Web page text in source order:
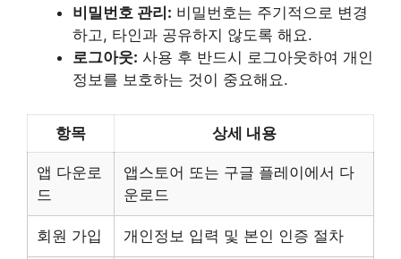
비밀번호 관리: 비밀번호는 주기적으로 변경
하고, 타인과 공유하지 않도록 해요.
로그아웃: 사용 후 반드시 로그아웃하여 개인
정보를 보호하는 것이 중요해요.
항목 상세 내용
앱 다운로
드
앱스토어 또는 구글 플레이에서 다
운로드
회원 가입 개인정보 입력 및 본인 인증 절차